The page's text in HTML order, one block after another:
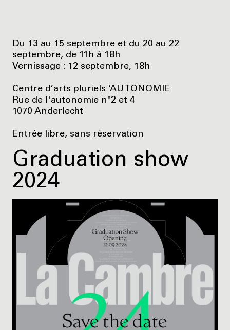
Du 13 au 15 septembre et du 20 au 22
septembre, de 11h à 18h
Vernissage : 12 septembre, 18h
Centre d’arts pluriels ‘AUTONOMIE
Rue de l'autonomie n°2 et 4
1070 Anderlecht
Entrée libre, sans réservation
Graduation show
2024